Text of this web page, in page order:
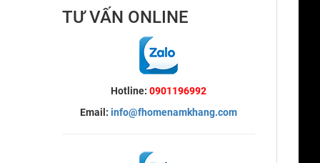
TƯ VẤN ONLINE
Hotline: 0901196992
Email: info@fhomenamkhang.com